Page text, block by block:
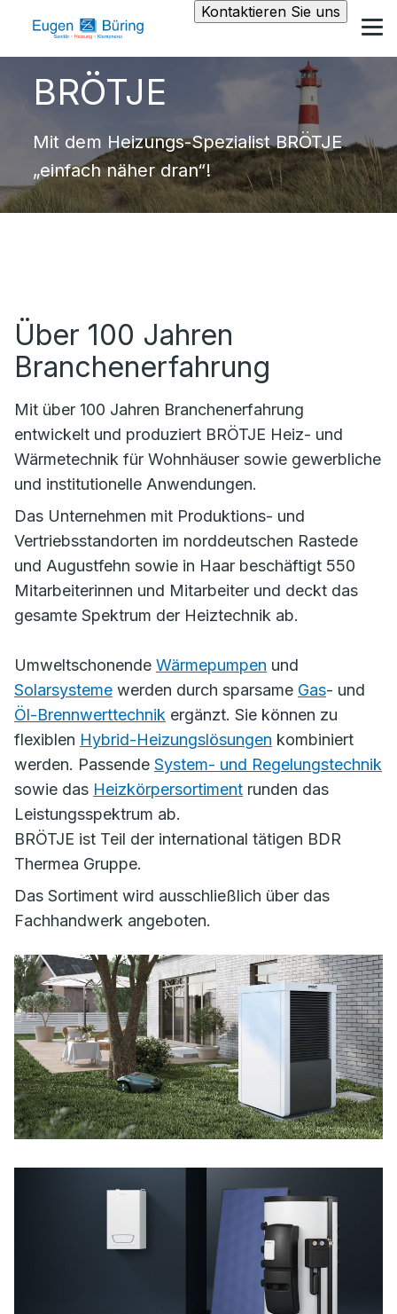
Kontaktieren Sie uns
BRÖTJE
Mit dem Heizungs-Spezialist BRÖTJE
„einfach näher dran“!
Über 100 Jahren
Branchenerfahrung
Mit über 100 Jahren Branchenerfahrung
entwickelt und produziert BRÖTJE Heiz- und
Wärmetechnik für Wohnhäuser sowie gewerbliche
und institutionelle Anwendungen.
Das Unternehmen mit Produktions- und
Vertriebsstandorten im norddeutschen Rastede
und Augustfehn sowie in Haar beschäftigt 550
Mitarbeiterinnen und Mitarbeiter und deckt das
gesamte Spektrum der Heiztechnik ab.
Umweltschonende Wärmepumpen und
Solarsysteme werden durch sparsame Gas- und
Öl-Brennwerttechnik ergänzt. Sie können zu
flexiblen Hybrid-Heizungslösungen kombiniert
werden. Passende System- und Regelungstechnik
sowie das Heizkörpersortiment runden das
Leistungsspektrum ab.
BRÖTJE ist Teil der international tätigen BDR
Thermea Gruppe.
Das Sortiment wird ausschließlich über das
Fachhandwerk angeboten.